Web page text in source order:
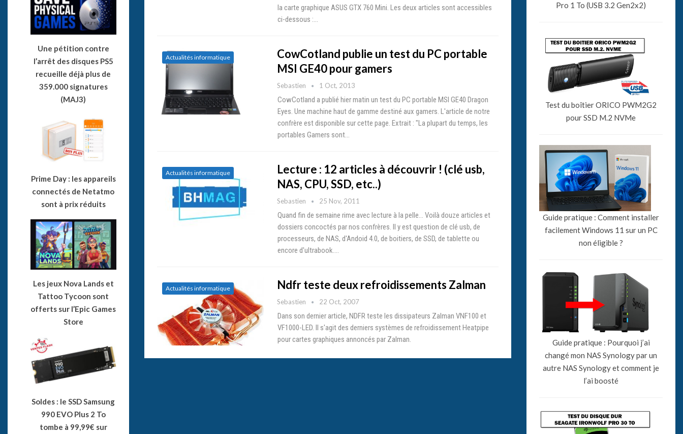
la carte graphique ASUS GTX 760 Mini. Les deux articles sont accessibles
ci-dessous :…
Actualités informatique
CowCotland publie un test du PC portable
MSI GE40 pour gamers
Sebastien 1 Oct, 2013
CowCotland a publié hier matin un test du PC portable MSI GE40 Dragon
Eyes. Une machine haut de gamme destiné aux gamers. L'article de notre
confrère est disponible sur cette page. Extrait : "La plupart du temps, les
portables Gamers sont…
Actualités informatique
Lecture : 12 articles à découvrir ! (clé usb,
NAS, CPU, SSD, etc..)
Sebastien 25 Nov, 2011
Quand fin de semaine rime avec lecture à la pelle... Voilà douze articles et
dossiers concoctés par nos confrères. Il y est question de clé usb, de
processeurs, de NAS, d'Andoid 4.0, de boitiers, de SSD, de tablette ou
encore d'ultrabook.…
Actualités informatique Ndfr teste deux refroidissements Zalman
Sebastien 22 Oct, 2007
Dans son dernier article, NDFR teste les dissipateurs Zalman VNF100 et
VF1000-LED. Il s'agit des derniers systèmes de refroidissement Heatpipe
pour cartes graphiques annoncés par Zalman.
Pro 1 To (USB 3.2 Gen2x2)
Test du boîtier ORICO PWM2G2
pour SSD M.2 NVMe
Guide pratique : Comment installer
facilement Windows 11 sur un PC
non éligible ?
Guide pratique : Pourquoi j’ai
changé mon NAS Synology par un
autre NAS Synology et comment je
l’ai boosté
Une pétition contre
l’arrêt des disques PS5
recueille déjà plus de
359.000 signatures
(MAJ3)
Prime Day : les appareils
connectés de Netatmo
sont à prix réduits
Les jeux Nova Lands et
Tattoo Tycoon sont
offerts sur l’Epic Games
Store
Soldes : le SSD Samsung
990 EVO Plus 2 To
tombe à 99,99€ sur